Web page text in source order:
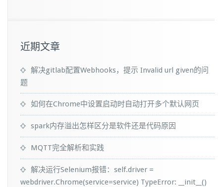
近期文章
解决gitlab配置Webhooks，提示 Invalid url given的问
题
如何在Chrome中设置启动时自动打开多个默认网页
spark内存溢出怎样区分是软件还是代码原因
MQTT完全解析和实践
解决运行Selenium报错：self.driver =
webdriver.Chrome(service=service) TypeError: __init__()